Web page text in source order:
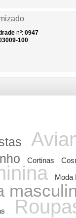
nº: 0947
100
Cortinas
Moda